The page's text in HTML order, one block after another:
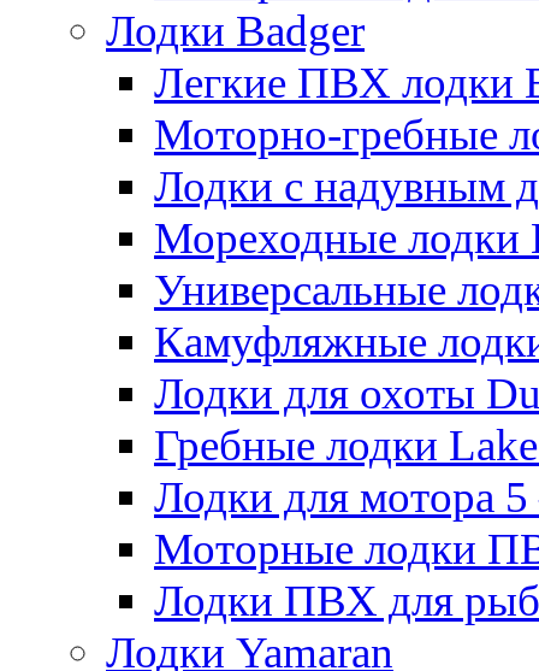
Лодки Badger
Легкие ПВХ лодки
Моторно-гребные
Лодки с надувным
Мореходные лодки
Универсальные
Камуфляжные
Лодки для охоты
Гребные лодки
Лодки для мотора
Моторные лодки
Лодки ПВХ для
Лодки Yamaran